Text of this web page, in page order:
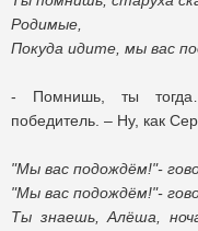
Родимые,
Покуда идите, мы вас
- Помнишь, ты
победитель. – Ну, как
"Мы вас подождём!"-
"Мы вас подождём!"-
Ты знаешь, Алёша,